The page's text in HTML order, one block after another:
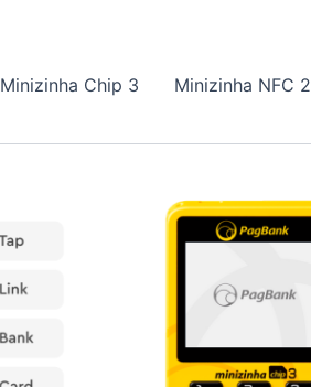
Minizinha Chip 3 Minizinha NFC 2